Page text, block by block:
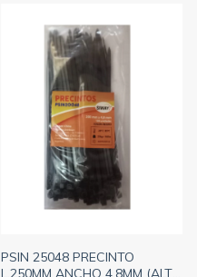
PSIN 25048 PRECINTO
L.250MM ANCHO 4.8MM (ALT-